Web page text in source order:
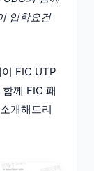
입학요건
FIC UTP
께 FIC 패
개해드리